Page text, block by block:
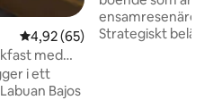
4,92 av 5 i genomsnittligt
4,92 (65)
med
i ett
Bajos
ensamresenärer,
Strategiskt